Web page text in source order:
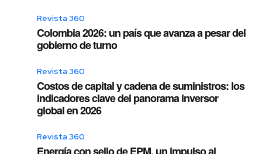
Revista 360
Colombia 2026: un país que avanza a pesar del
gobierno de turno
Revista 360
Costos de capital y cadena de suministros: los
indicadores clave del panorama inversor
global en 2026
Revista 360
Energía con sello de EPM, un impulso al